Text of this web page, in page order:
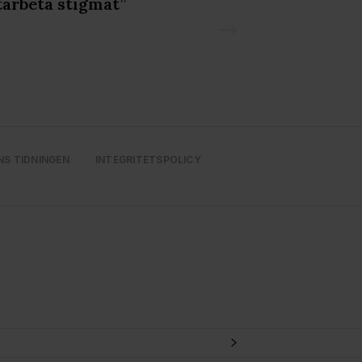
TIDNINGEN
INTEGRITETSPOLICY